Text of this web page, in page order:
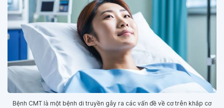
Bệnh CMT là một bệnh di truyền gây ra các vấn đề về cơ trên khắp cơ